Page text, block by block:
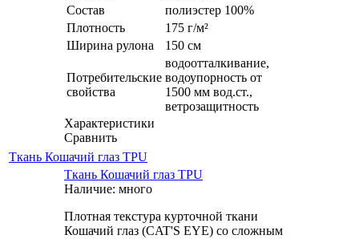
Состав
полиэстер 100%
Плотность
175 г/м²
Ширина рулона
150 см
Потребительские
свойства
водоотталкивание,
водоупорность от
1500 мм вод.ст.,
ветрозащитность
Характеристики
Сравнить
Ткань Кошачий глаз TPU
Ткань Кошачий глаз TPU
Наличие: много
Плотная текстура курточной ткани
Кошачий глаз (CAT'S EYE) со сложным